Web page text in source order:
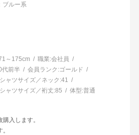
ブルー系
～175cm 職業:会社員
代前半 会員ランク:ゴールド
ャツサイズ／ネック:41
ャツサイズ／裄丈:85 体型:普通
入します。